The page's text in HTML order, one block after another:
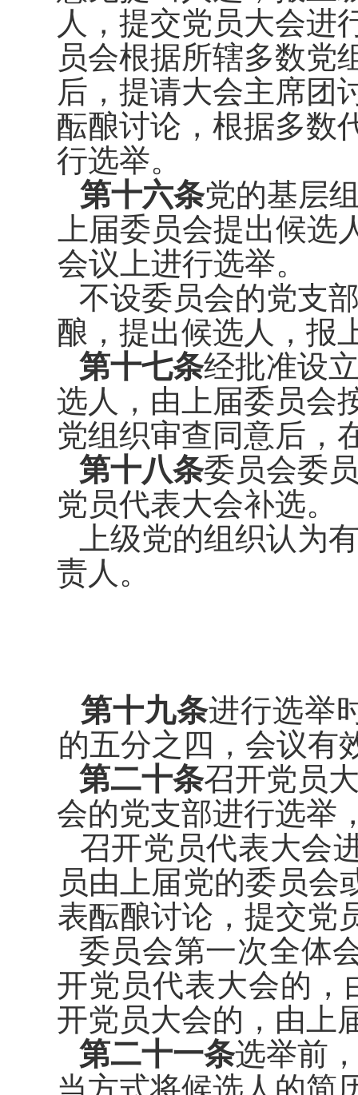
人，提交党员大会进
员会根据所辖多数党
后，提请大会主席团
酝酿讨论，根据多数
行选举。
第十六条党的基层
上届委员会提出候选
会议上进行选举。
不设委员会的党支
酿，提出候选人，报
第十七条经批准设
选人， 由 上届委员会
党组织审查同意后，
第十八条委员会委
党员代表大会补选。
上级党的组织认为
责人。
第十九条进行选举
的五分之 四，会议有
第二十条召开党员
会的党支部进行选举
召开党员代表大会
员由上届党的委员会
表酝酿讨论，提交党
委员会第一次全体
开党员代表大会的，
开党员大会的，由上
第二十一条选举前